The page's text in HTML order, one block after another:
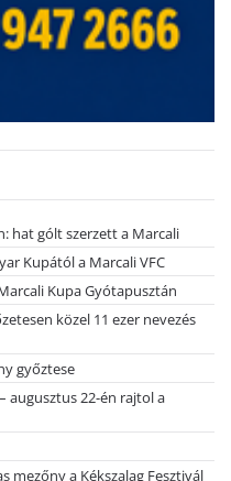
hat gólt szerzett a Marcali
Kupától a Marcali VFC
Kupa Gyótapusztán
közel 11 ezer nevezés
győztese
augusztus 22-én rajtol a
mezőny a Kékszalag Fesztivál